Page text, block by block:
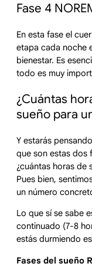
Fase 4
En esta fase el
etapa cada noche
bienestar. Es
todo es muy
¿Cuántas
sueño para
Y estarás
que son estas dos
¿cuántas horas de
Pues bien,
un número
Lo que sí se sabe
continuado (7-8
estás durmiendo
Fases del sueño